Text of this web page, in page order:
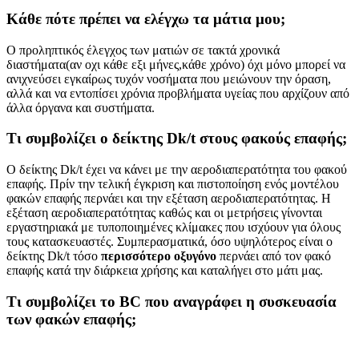
Κάθε πότε πρέπει να ελέγχω τα μάτια μου;
Ο προληπτικός έλεγχος των ματιών σε τακτά χρονικά
διαστήματα(αν οχι κάθε εξι μήνες,κάθε χρόνο) όχι μόνο μπορεί να
ανιχνεύσει εγκαίρως τυχόν νοσήματα που μειώνουν την όραση,
αλλά και να εντοπίσει χρόνια προβλήματα υγείας που αρχίζουν από
άλλα όργανα και συστήματα.
Τι συμβολίζει ο δείκτης Dk/t στους φακούς επαφής;
Ο δείκτης Dk/t έχει να κάνει με την αεροδιαπερατότητα του φακού
επαφής. Πρίν την τελική έγκριση και πιστοποίηση ενός μοντέλου
φακών επαφής περνάει και την εξέταση αεροδιαπερατότητας. Η
εξέταση αεροδιαπερατότητας καθώς και οι μετρήσεις γίνονται
εργαστηριακά με τυποποιημένες κλίμακες που ισχύουν για όλους
τους κατασκευαστές. Συμπερασματικά, όσο υψηλότερος είναι ο
δείκτης Dk/t τόσο περισσότερο οξυγόνο περνάει από τον φακό
επαφής κατά την διάρκεια χρήσης και καταλήγει στο μάτι μας.
Τι συμβολίζει το BC που αναγράφει η συσκευασία
των φακών επαφής;